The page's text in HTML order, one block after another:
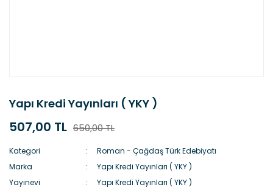
Yapı Kredi Yayınları ( YKY )
507,00 TL 650,00 TL
Kategori
Roman - Çağdaş Türk Edebiyatı
Marka
Yapı Kredi Yayınları ( YKY )
Yayınevi
Yapı Kredi Yayınları ( YKY )